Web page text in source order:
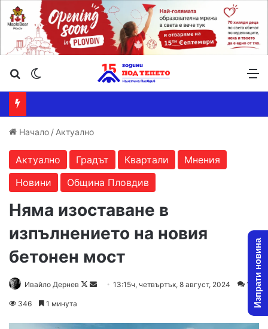
Търсене ...
Начало / Актуално
Актуално Градът Квартали
Мнения
Новини
Община Пловдив
Няма изоставане в
изпълнението на новия
бетонен мост
Ивайло Дернев
Follow
Send13:15ч, четвъртък, 8 август, 2024 1
346 1 минута Изпрати новина